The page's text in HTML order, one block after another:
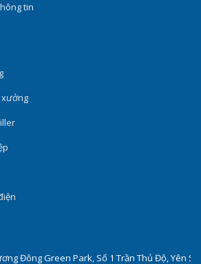
tin
xưởng
Đông Green Park, Số 1 Trần Thủ Độ, Yên